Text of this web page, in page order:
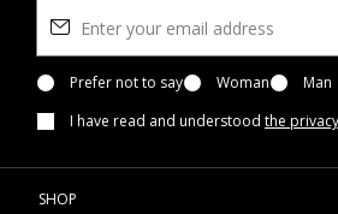
Prefer not to say Woman
Man
I have read and understood the
SHOP